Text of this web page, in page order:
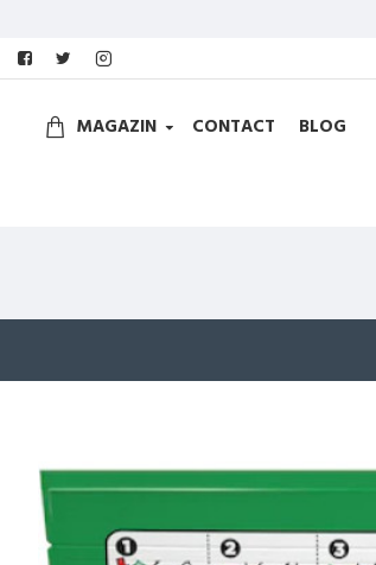
MAGAZIN CONTACT BLOG